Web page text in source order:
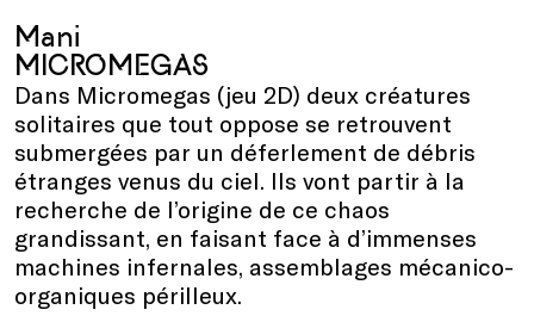
Mani
MICROMEGAS
Dans Micromegas (jeu 2D) deux créatures
solitaires que tout oppose se retrouvent
submergées par un déferlement de débris
étranges venus du ciel. Ils vont partir à la
recherche de l’origine de ce chaos
grandissant, en faisant face à d’immenses
machines infernales, assemblages mécanico-
organiques périlleux.